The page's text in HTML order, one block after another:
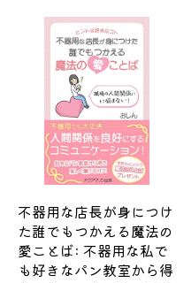
不器用な店長が身につけ
た誰でもつかえる魔法の
愛ことば: 不器用な私で
も好きなパン教室から得